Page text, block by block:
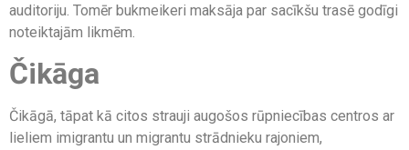
auditoriju. Tomēr bukmeikeri maksāja par sacīkšu trasē godīgi
noteiktajām likmēm.
Čikāga
Čikāgā, tāpat kā citos strauji augošos rūpniecības centros ar
lieliem imigrantu un migrantu strādnieku rajoniem,